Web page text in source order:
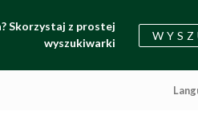
Skorzystaj z prostej
wyszukiwarki